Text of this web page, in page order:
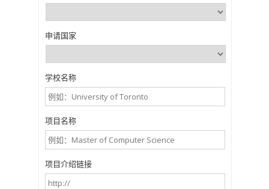
申请国家
学校名称
项目名称
项目介绍链接